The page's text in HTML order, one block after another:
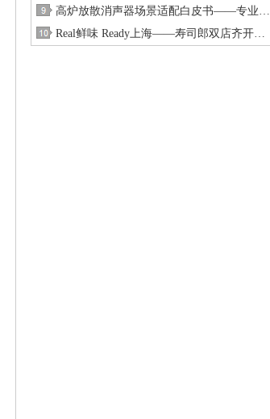
高炉放散消声器场景适配白皮书——专业…
Real鲜味 Ready上海——寿司郎双店齐开…